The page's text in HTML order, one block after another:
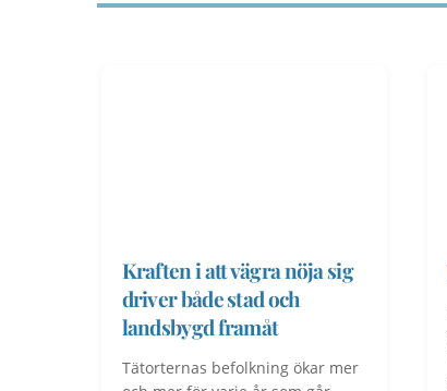
Kraften i att vägra nöja sig
driver både stad och
landsbygd framåt
Tätorternas befolkning ökar mer